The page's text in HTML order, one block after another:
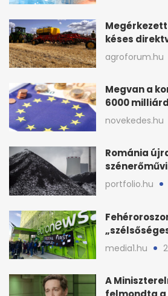
késes
bemutatón
agroforum.hu
Megvan a
6000
pénz sorsa
novekedes.hu
Románia
áramellátás
portfolio.hu
minősítette
media1.hu
A